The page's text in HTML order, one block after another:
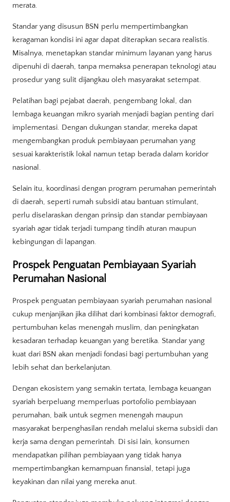
merata.
Standar yang disusun BSN perlu mempertimbangkan
keragaman kondisi ini agar dapat diterapkan secara realistis.
Misalnya, menetapkan standar minimum layanan yang harus
dipenuhi di daerah, tanpa memaksa penerapan teknologi atau
prosedur yang sulit dijangkau oleh masyarakat setempat.
Pelatihan bagi pejabat daerah, pengembang lokal, dan
lembaga keuangan mikro syariah menjadi bagian penting dari
implementasi. Dengan dukungan standar, mereka dapat
mengembangkan produk pembiayaan perumahan yang
sesuai karakteristik lokal namun tetap berada dalam koridor
nasional.
Selain itu, koordinasi dengan program perumahan pemerintah
di daerah, seperti rumah subsidi atau bantuan stimulant,
perlu diselaraskan dengan prinsip dan standar pembiayaan
syariah agar tidak terjadi tumpang tindih aturan maupun
kebingungan di lapangan.
Prospek Penguatan Pembiayaan Syariah
Perumahan Nasional
Prospek penguatan pembiayaan syariah perumahan nasional
cukup menjanjikan jika dilihat dari kombinasi faktor demografi,
pertumbuhan kelas menengah muslim, dan peningkatan
kesadaran terhadap keuangan yang beretika. Standar yang
kuat dari BSN akan menjadi fondasi bagi pertumbuhan yang
lebih sehat dan berkelanjutan.
Dengan ekosistem yang semakin tertata, lembaga keuangan
syariah berpeluang memperluas portofolio pembiayaan
perumahan, baik untuk segmen menengah maupun
masyarakat berpenghasilan rendah melalui skema subsidi dan
kerja sama dengan pemerintah. Di sisi lain, konsumen
mendapatkan pilihan pembiayaan yang tidak hanya
mempertimbangkan kemampuan finansial, tetapi juga
keyakinan dan nilai yang mereka anut.